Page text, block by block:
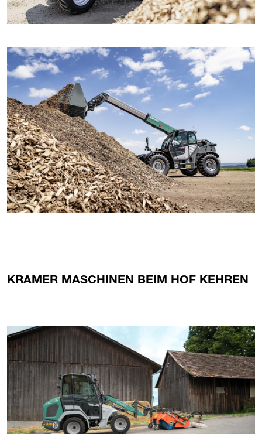
KRAMER MASCHINEN BEIM HOF KEHREN